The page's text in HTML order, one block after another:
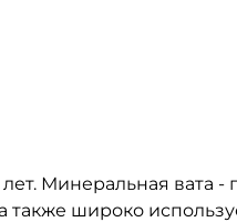
Минеральная вата
широко